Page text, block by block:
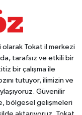
Tokat il merkezi
tarafsız ve etkili bir
bir çalışma ile
tutuyor, ilimizin ve
Güvenilir
bölgesel gelişmeleri